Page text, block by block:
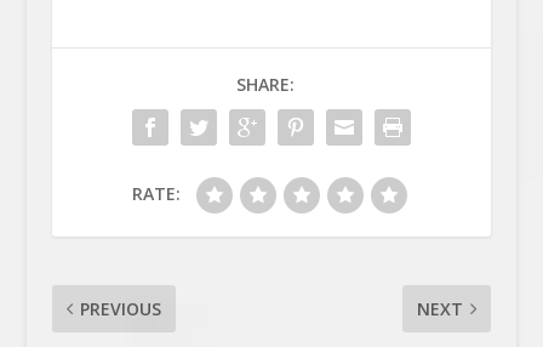
SHARE:
RATE:
PREVIOUS NEXT